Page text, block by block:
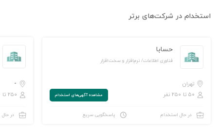
استخدام در شرکت‌های برتر
حسابا
فناوری اطلاعات/ نرم‌افزار و سخت‌افزار
تهران
۵۰ تا ۲۵۰ نفر
مشاهده‌ آگهی‌های استخدام
در حال استخدام پاسخگویی سریع
-
۲۵۰ تا ۱,۰۰۰ نفر
در